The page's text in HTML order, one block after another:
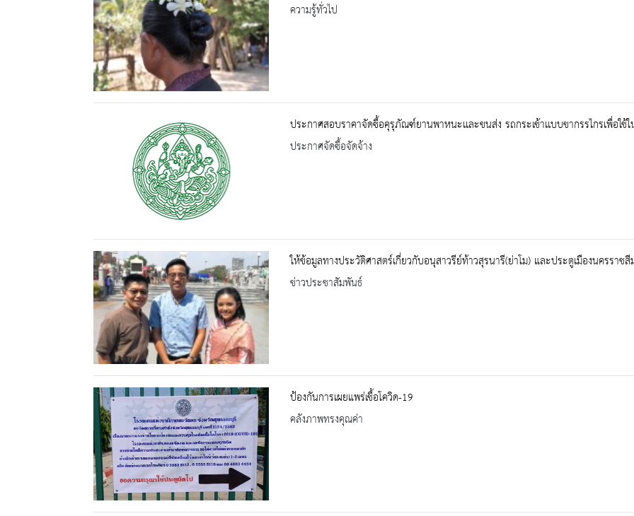
ความรู้ทั่วไป
ประกาศสอบราคาจัดซื้อคุรุภัณฑ์ยานพาหนะเเละขนส่ง รถกระเช้าเเบบขากรรไกรเพื่อใ
ประกาศจัดซื้อจัดจ้าง
ให้ข้อมูลทางประวัติศาสตร์เกี่ยวกับอนุสาวรีย์ท้าวสุรนารี(ย่าโม) และประตูเมืองนครร
ข่าวประชาสัมพันธ์
ป้องกันการเผยแพร่เชื้อโควิด-19
คลังภาพทรงคุณค่า